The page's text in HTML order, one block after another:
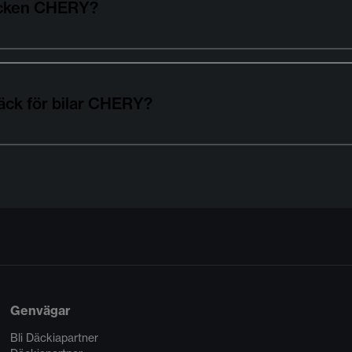
CHERY?
för bilar CHERY?
Genvägar
Bli Däckiapartner